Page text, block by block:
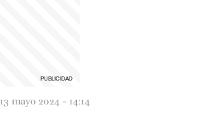
13 mayo 2024 - 14:14